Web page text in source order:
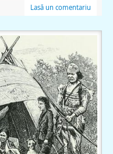
Lasă un comentariu